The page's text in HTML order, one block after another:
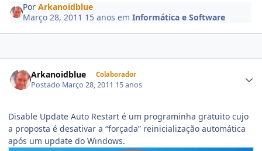
PorArkanoidblue
Março 28, 2011 15 anos emInformática e Software
Arkanoidblue Colaborador
Postado Março 28, 2011 15 anos
Disable Update Auto Restart é um programinha gratuito cujo
a proposta é desativar a “forçada” reinicialização automática
após um update do Windows.